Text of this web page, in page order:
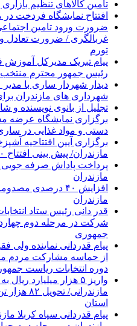
تأمین کالاهای تنظیم
افتتاح نمایشگاه فردخت در
ضرورت ورود تامین
غربالگری / ضرورت تعادل
تورم
پیام تبریک مدیرکل آموزش
رئیس جمهور محترم
دیدار شهردار ساری با
شهرداری های مازندران
تجلیل از بانوی نویسنده و
برگزاری نمایشگاه عرضه
دستی و مواد غذایی در
برگزاری آیین افتتاحیه
مازندران/ پیش بینی افتتاح ۱۰۰۰ آشپزخانه در استان
مازندران
افزایش ۴۰ درصدی
مازندران
قدر دانی رئیس ستاد
شرکت در مرحله دوم
جمهوری
پیام قدردانی نماینده ولی
از حماسه مشارکت مردم
دوره انتخابات ریاست
واریز ۵ هزار میلیارد
استان
پیام قدردانی سپاه کربلا